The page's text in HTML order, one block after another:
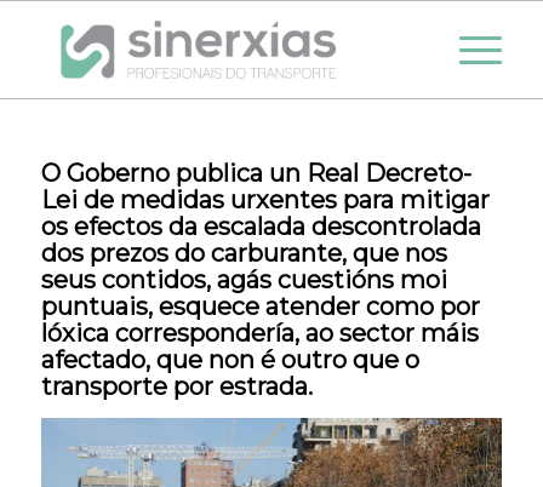
O Goberno publica un Real Decreto-
Lei de medidas urxentes para mitigar
os efectos da escalada descontrolada
dos prezos do carburante, que nos
seus contidos, agás cuestións moi
puntuais, esquece atender como por
lóxica correspondería, ao sector máis
afectado, que non é outro que o
transporte por estrada.